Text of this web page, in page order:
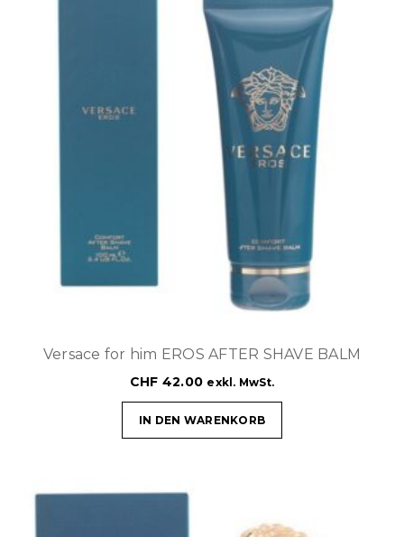
Versace for him EROS AFTER SHAVE BALM
CHF 42.00 exkl. MwSt.
IN DEN WARENKORB